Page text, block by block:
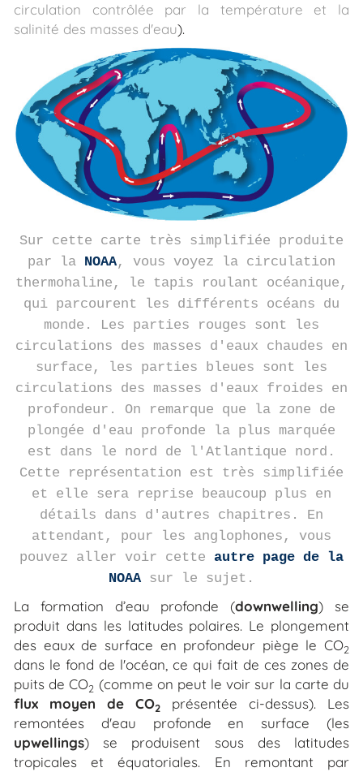
circulation contrôlée par la température et la
salinité des masses d'eau).
Sur cette carte très simplifiée produite
par la NOAA, vous voyez la circulation
thermohaline, le tapis roulant océanique,
qui parcourent les différents océans du
monde. Les parties rouges sont les
circulations des masses d'eaux chaudes en
surface, les parties bleues sont les
circulations des masses d'eaux froides en
profondeur. On remarque que la zone de
plongée d'eau profonde la plus marquée
est dans le nord de l'Atlantique nord.
Cette représentation est très simplifiée
et elle sera reprise beaucoup plus en
détails dans d'autres chapitres. En
attendant, pour les anglophones, vous
pouvez aller voir cette autre page de la
NOAA sur le sujet.
La formation d’eau profonde (downwelling) se
produit dans les latitudes polaires. Le plongement
des eaux de surface en profondeur piège le CO2
dans le fond de l'océan, ce qui fait de ces zones de
puits de CO2 (comme on peut le voir sur la carte du
flux moyen de CO2
présentée ci-dessus). Les
remontées d'eau profonde en surface (les
upwellings) se produisent sous des latitudes
tropicales et équatoriales. En remontant par